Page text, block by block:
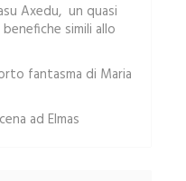
Axedu, un quasi
simili allo
fantasma di Maria
ad Elmas